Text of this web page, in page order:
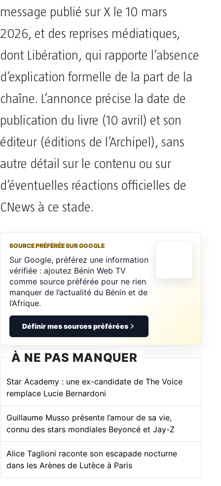
message publié sur X le 10 mars
2026, et des reprises médiatiques,
dont Libération, qui rapporte l’absence
d’explication formelle de la part de la
chaîne. L’annonce précise la date de
publication du livre (10 avril) et son
éditeur (éditions de l’Archipel), sans
autre détail sur le contenu ou sur
d’éventuelles réactions officielles de
CNews à ce stade.
SOURCE PRÉFÉRÉE SUR GOOGLE
Sur Google, préférez une information
vérifiée : ajoutez Bénin Web TV
comme source préférée pour ne rien
manquer de l’actualité du Bénin et de
l’Afrique.
Définir mes sources préférées
À NE PAS MANQUER
Star Academy : une ex-candidate de The Voice
remplace Lucie Bernardoni
Guillaume Musso présente l’amour de sa vie,
connu des stars mondiales Beyoncé et Jay-Z
Alice Taglioni raconte son escapade nocturne
dans les Arènes de Lutèce à Paris